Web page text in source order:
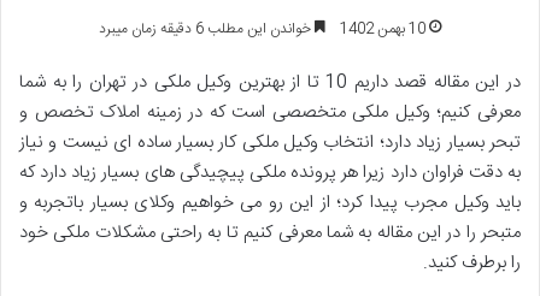
10 بهمن 1402 خواندن این مطلب 6 دقیقه زمان میبرد
در این مقاله قصد داریم 10 تا از بهترین وکیل ملکی در تهران را به شما
معرفی کنیم؛ وکیل ملکی متخصصی است که در زمینه املاک تخصص و
تبحر بسیار زیاد دارد؛ انتخاب وکیل ملکی کار بسیار ساده ای نیست و نیاز
به دقت فراوان دارد زیرا هر پرونده ملکی پیچیدگی های بسیار زیاد دارد که
باید وکیل مجرب پیدا کرد؛ از این رو می خواهیم وکلای بسیار باتجربه و
متبحر را در این مقاله به شما معرفی کنیم تا به راحتی مشکلات ملکی خود
را برطرف کنید.